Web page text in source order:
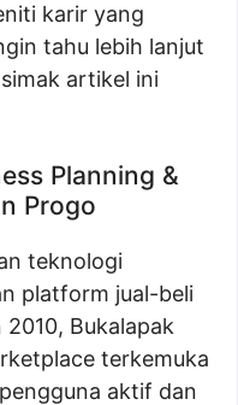
karir yang
tahu lebih lanjut
artikel ini
Planning &
Progo
teknologi
platform jual-beli
Bukalapak
terkemuka
aktif dan